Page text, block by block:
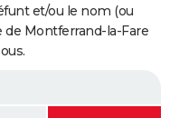
et/ou le nom (ou
Montferrand-la-Fare